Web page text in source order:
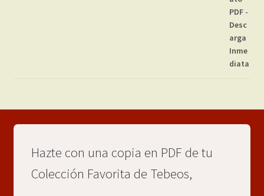
Hazte con una copia en PDF de tu
Colección Favorita de Tebeos,